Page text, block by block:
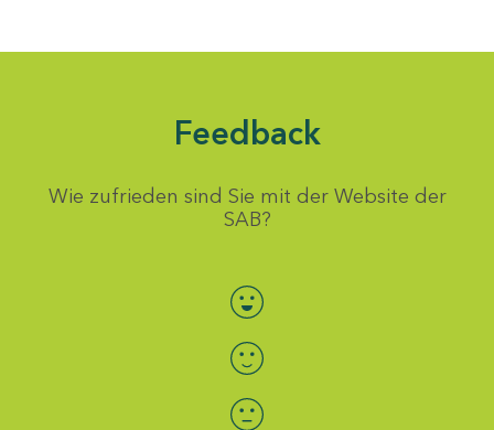
Feedback
Wie zufrieden sind Sie mit der Website der
SAB?
Bewertung auswählen